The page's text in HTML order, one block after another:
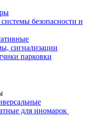
безопасности и
сигнализации
парковки
для иномарок